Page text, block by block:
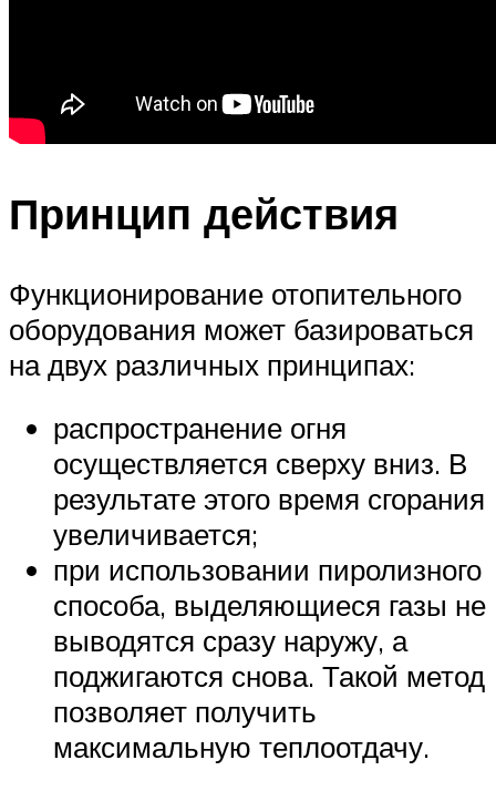
Принцип действия
Функционирование отопительного
оборудования может базироваться
на двух различных принципах:
распространение огня
осуществляется сверху вниз. В
результате этого время сгорания
увеличивается;
при использовании пиролизного
способа, выделяющиеся газы не
выводятся сразу наружу, а
поджигаются снова. Такой метод
позволяет получить
максимальную теплоотдачу.